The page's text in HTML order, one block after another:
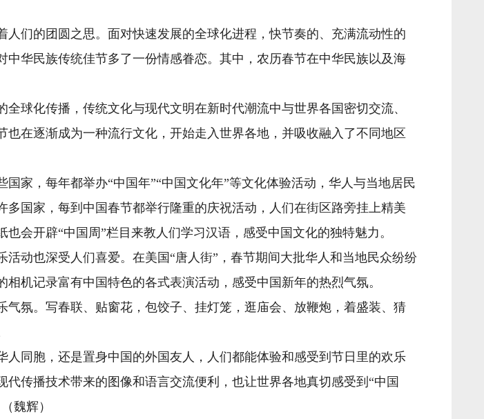
的团圆之思。面对快速发展的全球化进程，快节奏的、充满流动性的
华民族传统佳节多了一份情感眷恋。其中，农历春节在中华民族以及海
化传播，传统文化与现代文明在新时代潮流中与世界各国密切交流、
在逐渐成为一种流行文化，开始走入世界各地，并吸收融入了不同地区
，每年都举办“中国年”“中国文化年”等文化体验活动，华人与当地居民
国家，每到中国春节都举行隆重的庆祝活动，人们在街区路旁挂上精美
会开辟“中国周”栏目来教人们学习汉语，感受中国文化的独特魅力。
也深受人们喜爱。在美国“唐人街”，春节期间大批华人和当地民众纷纷
机记录富有中国特色的各式表演活动，感受中国新年的热烈气氛。
。写春联、贴窗花，包饺子、挂灯笼，逛庙会、放鞭炮，着盛装、猜
胞，还是置身中国的外国友人，人们都能体验和感受到节日里的欢乐
传播技术带来的图像和语言交流便利，也让世界各地真切感受到“中国
魏辉）